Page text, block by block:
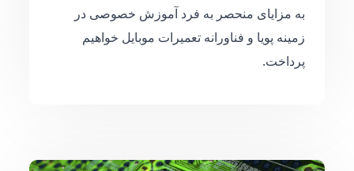
به مزایای منحصر به فرد آموزش خصوصی در
زمینه پویا و فناورانه تعمیرات موبایل خواهیم
پرداخت.